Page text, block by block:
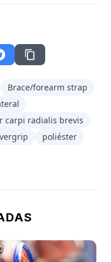
Brace/forearm strap
carpi radialis brevis
poliéster